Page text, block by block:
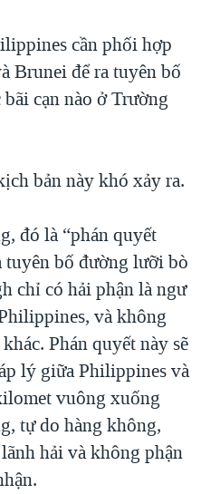
cần phối hợp
Brunei để ra tuyên bố
cạn nào ở Trường
bản này khó xảy ra.
đó là “phán quyết
tuyên bố đường lưỡi bò
chỉ có hải phận là ngư
và không
Phán quyết này sẽ
lý giữa Philippines và
vuông xuống
tự do hàng không,
hải và không phận